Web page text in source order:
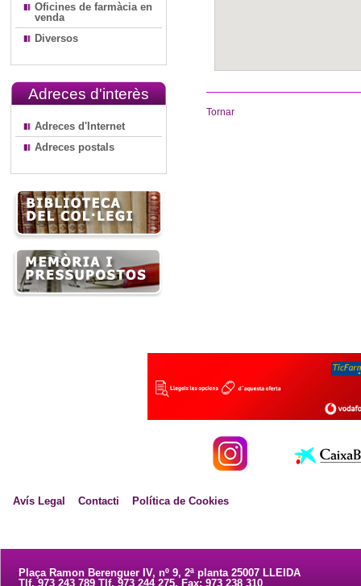
Oficines de farmàcia en
venda
Diversos
Adreces d'interès
Adreces d'Internet
Adreces postals
Tornar
Avís Legal Contacti Política de Cookies
Plaça Ramon Berenguer IV, nº 9, 2ª planta 25007 LLEIDA
Tlf. 973 243 789 Tlf. 973 244 275. Fax: 973 238 310